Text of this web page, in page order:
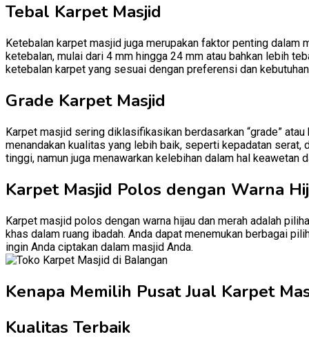
Tebal Karpet Masjid
Ketebalan karpet masjid juga merupakan faktor penting
ketebalan, mulai dari 4 mm hingga 24 mm atau bahkan lebih
ketebalan karpet yang sesuai dengan preferensi dan
Grade Karpet Masjid
Karpet masjid sering diklasifikasikan berdasarkan “grade”
menandakan kualitas yang lebih baik, seperti kepadatan
tinggi, namun juga menawarkan kelebihan dalam hal keawetan
Karpet Masjid Polos dengan Warna
Karpet masjid polos dengan warna hijau dan merah adalah
khas dalam ruang ibadah. Anda dapat menemukan berbagai
ingin Anda ciptakan dalam masjid Anda.
Kenapa Memilih Pusat Jual Karpet
Kualitas Terbaik